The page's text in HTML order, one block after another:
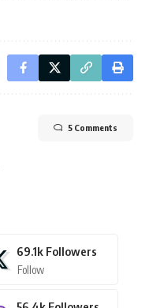
5 Comments
69.1k Followers
Follow